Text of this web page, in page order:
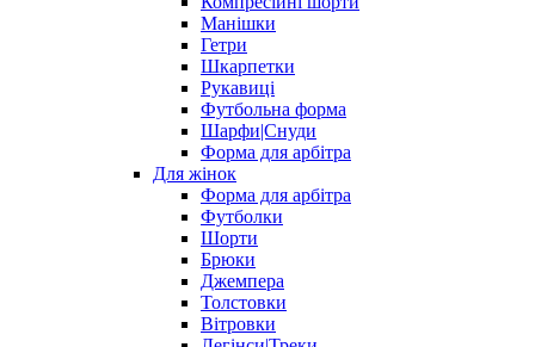
Манішки
Гетри
Шкарпетки
Рукавиці
Футбольна форма
Шарфи|Снуди
Форма для арбітра
Для жінок
Форма для арбітра
Футболки
Шорти
Брюки
Джемпера
Толстовки
Вітровки